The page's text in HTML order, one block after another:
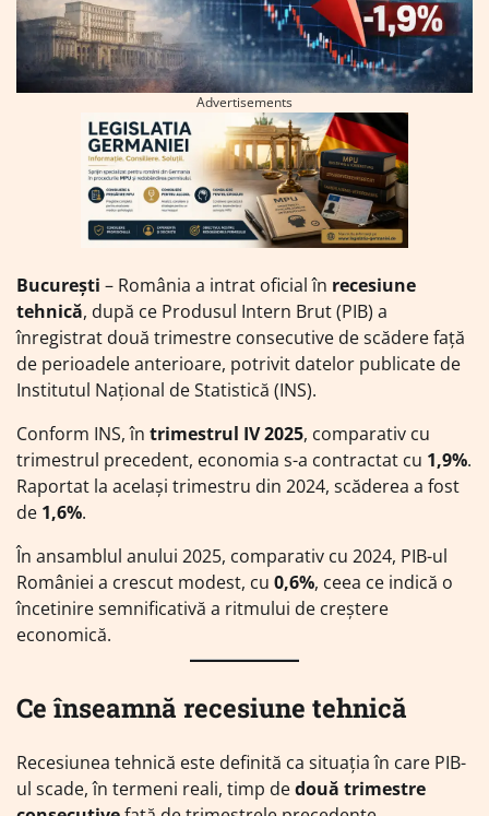
Advertisements
București – România a intrat oficial în recesiune
tehnică, după ce Produsul Intern Brut (PIB) a
înregistrat două trimestre consecutive de scădere față
de perioadele anterioare, potrivit datelor publicate de
Institutul Național de Statistică (INS).
Conform INS, în trimestrul IV 2025, comparativ cu
trimestrul precedent, economia s-a contractat cu 1,9%.
Raportat la același trimestru din 2024, scăderea a fost
de 1,6%.
În ansamblul anului 2025, comparativ cu 2024, PIB-ul
României a crescut modest, cu 0,6%, ceea ce indică o
încetinire semnificativă a ritmului de creștere
economică.
Ce înseamnă recesiune tehnică
Recesiunea tehnică este definită ca situația în care PIB-
ul scade, în termeni reali, timp dedouă trimestre